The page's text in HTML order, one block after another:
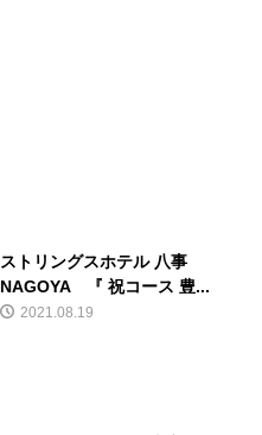
ストリングスホテル 八事
NAGOYA 『 祝コース 豊...
2021.08.19